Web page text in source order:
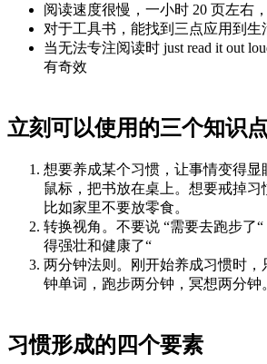
阅读速度很慢，一小时 20 页左右，
对于工具书，能找到三点应用到生
当无法专注阅读时 just read it out
有奇效
立刻可以使用的三个知识点
想要养成某个习惯，让事情变得显
鼠标，把书放在桌上。想要戒掉习
比如家里不要放零食。
转换视角。不要说 “需要去跑步了
得强壮和健康了“
两分钟法则。刚开始养成习惯时，
钟单词，跑步两分钟，冥想两分钟
习惯形成的四个要素